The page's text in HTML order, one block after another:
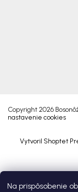
Na prispôsobenie
Vytvoril Shoptet
Copyright 2026
nastavenie cookies